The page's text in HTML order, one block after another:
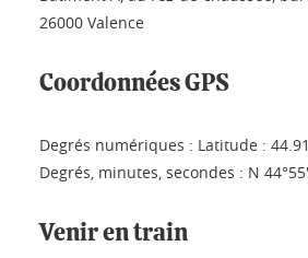
26000 Valence
Coordonnées GPS
Degrés numériques : Latitude :
Degrés, minutes, secondes : N
Venir en train